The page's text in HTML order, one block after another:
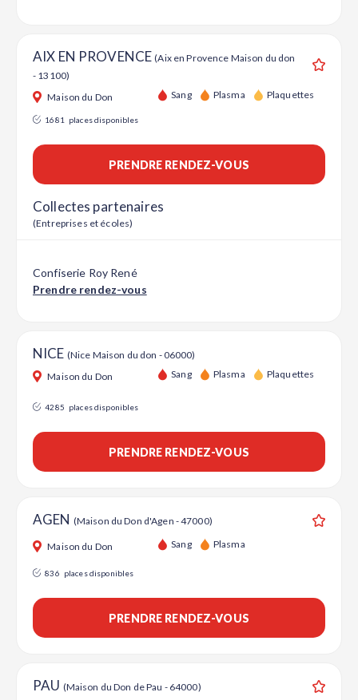
AIX EN PROVENCE(Aix en Provence Maison du don
- 13100)
Maison du Don Sang Plasma Plaquettes
1681 places disponibles
PRENDRE RENDEZ-VOUS
Collectes partenaires
(Entreprises et écoles)
Confiserie Roy René
Prendre rendez-vous
NICE (Nice Maison du don - 06000)
Maison du Don
Sang Plasma Plaquettes
4285 places disponibles
PRENDRE RENDEZ-VOUS
AGEN (Maison du Don d'Agen - 47000)
Maison du Don Sang Plasma
836 places disponibles
PRENDRE RENDEZ-VOUS
PAU (Maison du Don de Pau - 64000)